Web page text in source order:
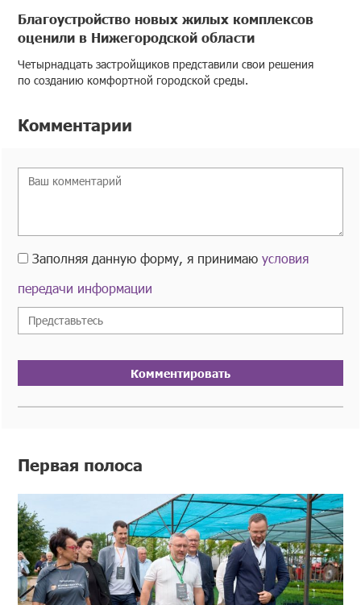
Благоустройство новых жилых комплексов
оценили в Нижегородской области
Четырнадцать застройщиков представили свои решения
по созданию комфортной городской среды.
Комментарии
Заполняя данную форму, я принимаюусловия
передачи информации
Комментировать
Первая полоса